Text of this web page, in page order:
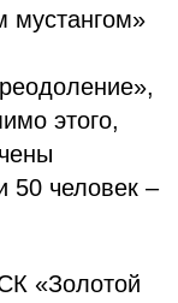
мустангом»
этого,
50 человек –
«Золотой